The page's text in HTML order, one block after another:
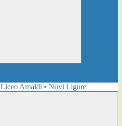
Liceo Amaldi • Novi Ligure